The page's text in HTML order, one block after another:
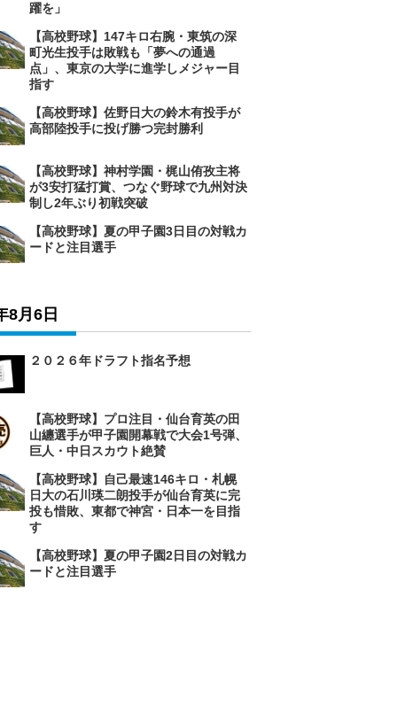
躍を」
【高校野球】147キロ右腕・東筑の深
町光生投手は敗戦も「夢への通過
点」、東京の大学に進学しメジャー目
指す
【高校野球】佐野日大の鈴木有投手が
高部陸投手に投げ勝つ完封勝利
【高校野球】神村学園・梶山侑孜主将
が3安打猛打賞、つなぐ野球で九州対決
制し2年ぶり初戦突破
【高校野球】夏の甲子園3日目の対戦カ
ードと注目選手
8月6日
２０２６年ドラフト指名予想
【高校野球】プロ注目・仙台育英の田
山纏選手が甲子園開幕戦で大会1号弾、
巨人・中日スカウト絶賛
【高校野球】自己最速146キロ・札幌
日大の石川瑛二朗投手が仙台育英に完
投も惜敗、東都で神宮・日本一を目指
す
【高校野球】夏の甲子園2日目の対戦カ
ードと注目選手